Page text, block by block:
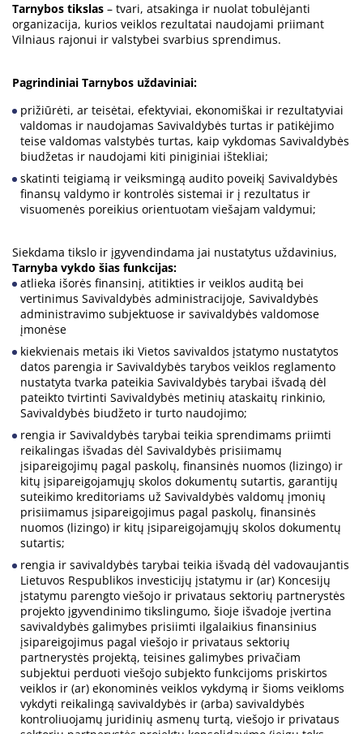
Tarnybos tikslas – tvari, atsakinga ir nuolat tobulėjanti
organizacija, kurios veiklos rezultatai naudojami priimant
Vilniaus rajonui ir valstybei svarbius sprendimus.
Pagrindiniai Tarnybos uždaviniai:
prižiūrėti, ar teisėtai, efektyviai, ekonomiškai ir rezultatyviai
valdomas ir naudojamas Savivaldybės turtas ir patikėjimo
teise valdomas valstybės turtas, kaip vykdomas Savivaldybės
biudžetas ir naudojami kiti piniginiai ištekliai;
skatinti teigiamą ir veiksmingą audito poveikį Savivaldybės
finansų valdymo ir kontrolės sistemai ir į rezultatus ir
visuomenės poreikius orientuotam viešajam valdymui;
Siekdama tikslo ir įgyvendindama jai nustatytus uždavinius,
Tarnyba vykdo šias funkcijas:
atlieka išorės finansinį, atitikties ir veiklos auditą bei
vertinimus Savivaldybės administracijoje, Savivaldybės
administravimo subjektuose ir savivaldybės valdomose
įmonėse
kiekvienais metais iki Vietos savivaldos įstatymo nustatytos
datos parengia ir Savivaldybės tarybos veiklos reglamento
nustatyta tvarka pateikia Savivaldybės tarybai išvadą dėl
pateikto tvirtinti Savivaldybės metinių ataskaitų rinkinio,
Savivaldybės biudžeto ir turto naudojimo;
rengia ir Savivaldybės tarybai teikia sprendimams priimti
reikalingas išvadas dėl Savivaldybės prisiimamų
įsipareigojimų pagal paskolų, finansinės nuomos (lizingo) ir
kitų įsipareigojamųjų skolos dokumentų sutartis, garantijų
suteikimo kreditoriams už Savivaldybės valdomų įmonių
prisiimamus įsipareigojimus pagal paskolų, finansinės
nuomos (lizingo) ir kitų įsipareigojamųjų skolos dokumentų
sutartis;
rengia ir savivaldybės tarybai teikia išvadą dėl vadovaujantis
Lietuvos Respublikos investicijų įstatymu ir (ar) Koncesijų
įstatymu parengto viešojo ir privataus sektorių partnerystės
projekto įgyvendinimo tikslingumo, šioje išvadoje įvertina
savivaldybės galimybes prisiimti ilgalaikius finansinius
įsipareigojimus pagal viešojo ir privataus sektorių
partnerystės projektą, teisines galimybes privačiam
subjektui perduoti viešojo subjekto funkcijoms priskirtos
veiklos ir (ar) ekonominės veiklos vykdymą ir šioms veikloms
vykdyti reikalingą savivaldybės ir (arba) savivaldybės
kontroliuojamų juridinių asmenų turtą, viešojo ir privataus